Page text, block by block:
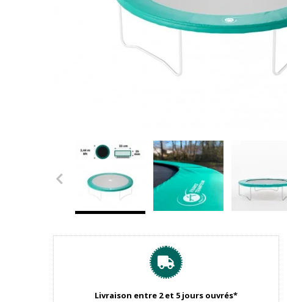
Livraison entre 2 et 5 jours ouvrés*